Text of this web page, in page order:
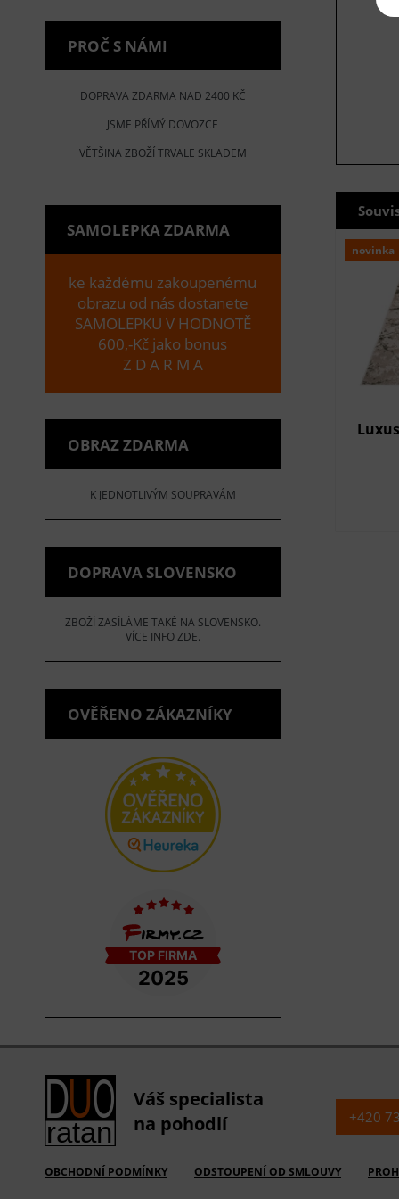
PROČ S NÁMI
DOPRAVA ZDARMA NAD 2400 KČ
JSME PŘÍMÝ DOVOZCE
VĚTŠINA ZBOŽÍ TRVALE SKLADEM
SAMOLEPKA ZDARMA
ke každému zakoupenému
obrazu od nás dostanete
SAMOLEPKU V HODNOTĚ
600,-Kč jako bonus
Z D A R M A
OBRAZ ZDARMA
K JEDNOTLIVÝM SOUPRAVÁM
DOPRAVA SLOVENSKO
ZBOŽÍ ZASÍLÁME TAKÉ NA SLOVENSKO.
VÍCE INFO ZDE.
OVĚŘENO ZÁKAZNÍKY
novinka
Váš specialista
na pohodlí
OBCHODNÍ PODMÍNKY ODSTOUPENÍ OD SMLOUVY
+420